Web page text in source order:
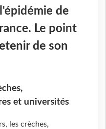
de
Le point
de son
et universités
les crèches,